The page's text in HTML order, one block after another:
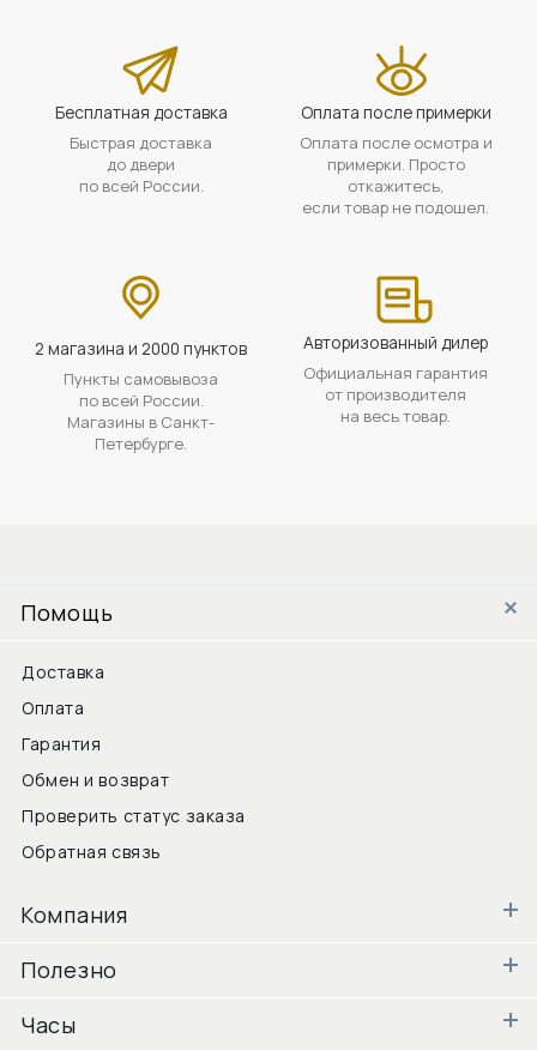
Бесплатная доставка
Быстрая доставка
до двери
по всей России.
Оплата после примерки
Оплата после осмотра и
примерки. Просто
откажитесь,
если товар не подошел.
2 магазина и 2000 пунктов
Пункты самовывоза
по всей России.
Магазины в Санкт-
Петербурге.
Авторизованный дилер
Официальная гарантия
от производителя
на весь товар.
Помощь
Доставка
Оплата
Гарантия
Обмен и возврат
Проверить статус заказа
Обратная связь
Компания
Полезно
Часы